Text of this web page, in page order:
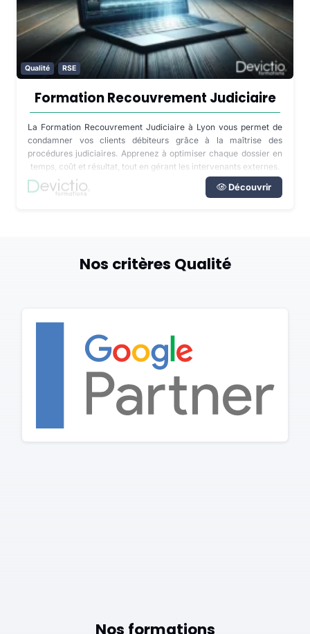
Qualité RSE
Formation Recouvrement Judiciaire
La Formation Recouvrement Judiciaire à Lyon vous permet de
condamner vos clients débiteurs grâce à la maîtrise des
procédures judiciaires. Apprenez à optimiser chaque dossier en
temps, coût et résultat, tout en gérant les intervenants externes.
Découvrir
Nos critères Qualité
Nos formations